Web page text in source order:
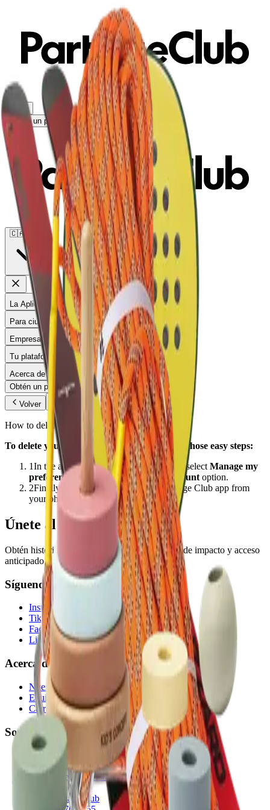
▼
Obtén un presupuesto
Prueba gratis
🇨🇦
La Aplicación
Para ciudades
Empresas
Tu plataforma
Acerca de
Obtén un presupuesto
Prueba gratis
Volver
How to delete your Partage Club account
To delete your Partage Club account, follow those easy steps:
1In the app, go in theProfilemenu, then select Manage my
preferences
, and choose theDelete account option.
2Finally, you can simply delete the Partage Club app from
your phone.
Únete al movimiento
Obtén historias para compartir, actualizaciones de impacto y acceso
anticipado a nuevas funciones.
Síguenos
Instagram
TikTok
Facebook
LinkedIn
Acerca de nosotros
Nuestra historia
Equipo
Carreras
Soporte
Preguntas Frecuentes
Términos y Condiciones
Política de Privacidad
Contáctanos:
info@partage.club